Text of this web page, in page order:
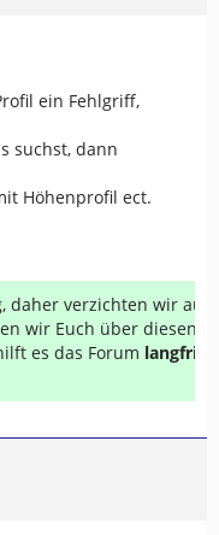
ein Fehlgriff,
suchst, dann
Höhenprofil ect.
daher verzichten wir auf
wir Euch über diesen
es das Forum